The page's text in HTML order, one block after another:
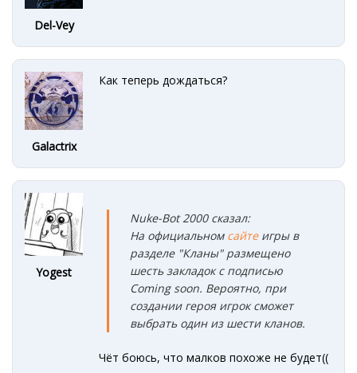
Del-Vey
Galactrix
Как теперь дождаться?
Yogest
Nuke-Bot 2000 сказал:
На официальном сайтеигры в
разделе "Кланы" размещено
шесть закладок с подписью
Coming soon. Вероятно, при
создании героя игрок сможет
выбрать один из шести кланов.
Чёт боюсь, что малков похоже не будет((